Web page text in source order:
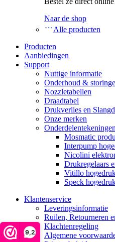
9,2
Naar de shop
Alle producten
Producten
Aanbiedingen
Support
Nuttige informatie
Onderhoud &
Nozzletabellen
Draadtabel
Drukverlies en
Onze merken
Onderdelentekeningen
Mosmatic
Interpump
Nicolini
Drukregelaars
Vitillo
Speck
Klantenservice
Leveringsinformatie
Ruilen, Retourneren
Klachtenregeling
Algemene